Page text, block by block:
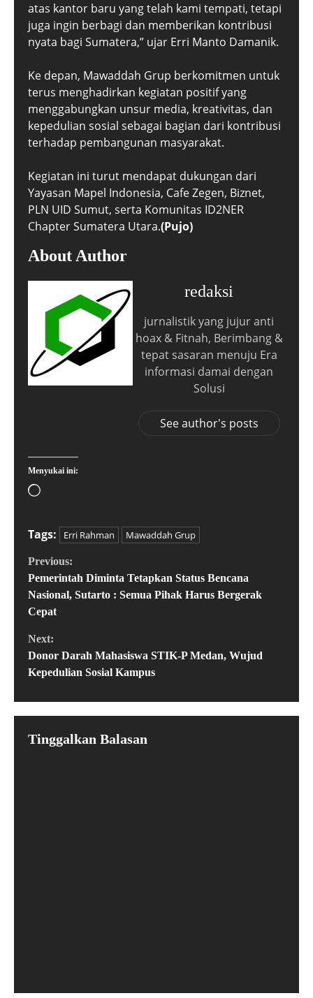
atas kantor baru yang telah kami tempati, tetapi
juga ingin berbagi dan memberikan kontribusi
nyata bagi Sumatera,” ujar Erri Manto Damanik.
Ke depan, Mawaddah Grup berkomitmen untuk
terus menghadirkan kegiatan positif yang
menggabungkan unsur media, kreativitas, dan
kepedulian sosial sebagai bagian dari kontribusi
terhadap pembangunan masyarakat.
Kegiatan ini turut mendapat dukungan dari
Yayasan Mapel Indonesia, Cafe Zegen, Biznet,
PLN UID Sumut, serta Komunitas ID2NER
Chapter Sumatera Utara.(Pujo)
About Author
redaksi
jurnalistik yang jujur anti
hoax & Fitnah, Berimbang &
tepat sasaran menuju Era
informasi damai dengan
Solusi
See author's posts
Menyukai ini:
Tags: Erri Rahman Mawaddah Grup
Previous:
Pemerintah Diminta Tetapkan Status Bencana
Nasional, Sutarto : Semua Pihak Harus Bergerak
Cepat
Next:
Donor Darah Mahasiswa STIK-P Medan, Wujud
Kepedulian Sosial Kampus
Tinggalkan Balasan